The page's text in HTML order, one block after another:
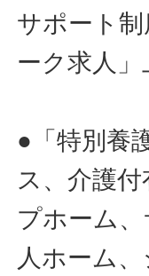
サポート
ーク求人
●「特別養
ス、介護
プホーム
人ホーム